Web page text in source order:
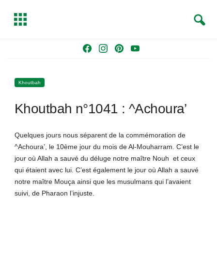
o
g
Y
b
T
g
e
a
Khoutbah
Khoutbah n°1041 : ^Achoura’
Quelques jours nous séparent de la commémoration de
^Achoura’, le 10ème jour du mois de Al-Mouharram. C’est le
jour où Allah a sauvé du déluge notre maître Nouh et ceux
qui étaient avec lui. C’est également le jour où Allah a sauvé
notre maître Mouça ainsi que les musulmans qui l’avaient
suivi, de Pharaon l’injuste.